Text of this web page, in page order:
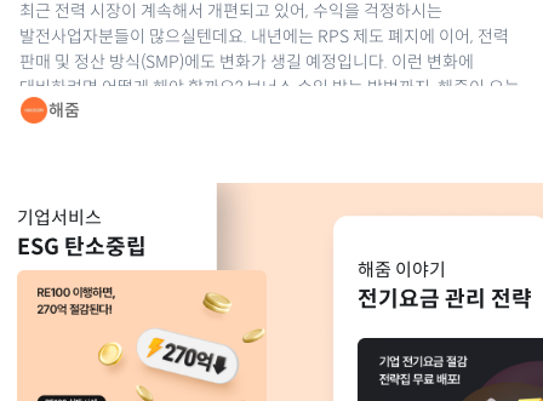
최근 전력 시장이 계속해서 개편되고 있어, 수익을 걱정하시는
발전사업자분들이 많으실텐데요. 내년에는 RPS 제도 폐지에 이어, 전력
판매 및 정산 방식(SMP)에도 변화가 생길 예정입니다. 이런 변화에
대비하려면 어떻게 해야 할까요? 보너스 수익 받는 방법까지, 해줌이 오늘
쉽게 설명드리겠습니다. ⏰[7월 한정] 예측제도 정산금 프로모션 7월
해줌
기업서비스
ESG 탄소중립
해줌 이야기
전기요금 관리 전략